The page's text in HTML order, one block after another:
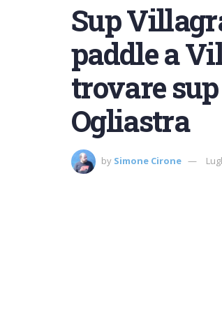
Sup
paddle a
trovare
Ogliastra
by Simone Cirone